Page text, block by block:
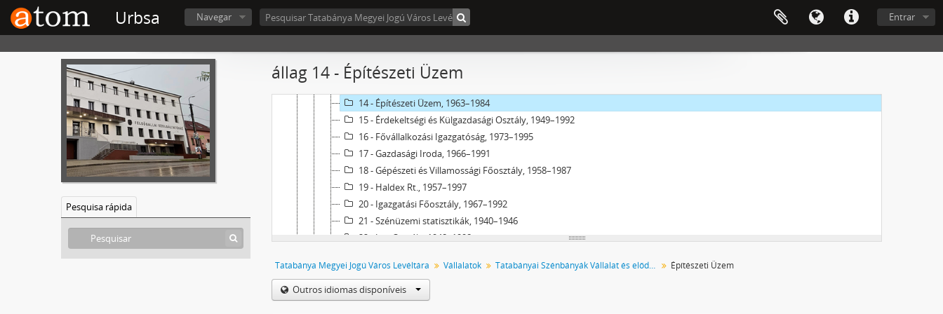
Urbsa Entrar
Navegar
Pesquisa rápida
állag 14 - Építészeti Üzem
09 - Beruházási Főosztály, 1965–1987
10 - Beruházási Osztály, 1895–1990
11 - Bánya műszaki törzskönyvek, 1954
12 - Beruházást Előkészítő Osztály, 1966–1987
14 - Építészeti Üzem, 1963–1984
15 - Érdekeltségi és Külgazdasági Osztály, 1949–1992
16 - Fővállalkozási Igazgatóság, 1973–1995
17 - Gazdasági Iroda, 1966–1991
18 - Gépészeti és Villamossági Főosztály, 1958–1987
19 - Haldex Rt., 1957–1997
20 - Igazgatási Főosztály, 1967–1992
21 - Szénüzemi statisztikák, 1940–1946
22 - Jogi Osztály, 1948–1998
24 - Kereskedelmi Osztály, 1964–1991
25 - Közgazdasági Főosztály, 1896–1994
26 - Központi Bányamentő Állomás, 1960–1994
Tatabánya Megyei Jogú Város Levéltára Vállalatok Tatabányai Szénbányák Vállalat és elődszervezeteinek helytörténeti gyűjteménye Építészeti Üzem
Outros idiomas disponíveis